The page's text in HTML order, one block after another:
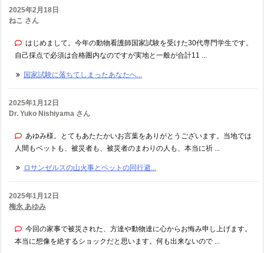
2025年2月18日
ねこ さん
はじめまして。今年の動物看護師国家試験を受けた30代専門学生です。
自己採点で必須は合格圏内なのですが実地と一般が合計11 ...
国家試験に落ちてしまったあなたへ...
2025年1月12日
Dr. Yuko Nishiyama さん
あゆみ様。とてもあたたかいお言葉をありがとうございます。当地では
人間もペットも、被災者も、被災者のまわりの人も、本当に祈 ...
ロサンゼルスの山火事とペットの同行避...
2025年1月12日
梅永 あゆみ
今回の家事で被災された、方達や動物達に心からお悔み申し上げます。
本当に想像を絶するショックだと思います。何も出来ないので ...